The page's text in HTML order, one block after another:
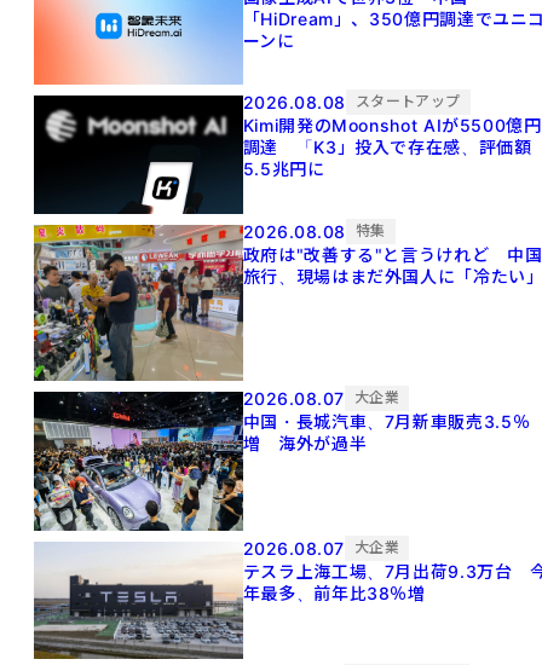
「HiDream」、350億円調達でユニ
ーンに
2026.08.08 スタートアップ
Kimi開発のMoonshot AIが5500億円
調達 「K3」投入で存在感、評価額
5.5兆円に
2026.08.08 特集
政府は"改善する"と言うけれど 中国
旅行、現場はまだ外国人に「冷たい
2026.08.07 大企業
中国・長城汽車、7月新車販売3.5％
増 海外が過半
2026.08.07 大企業
テスラ上海工場、7月出荷9.3万台
年最多、前年比38％増